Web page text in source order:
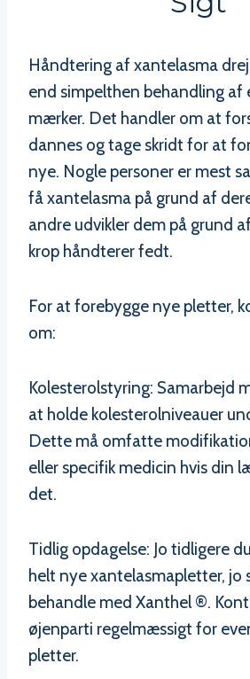
Håndtering af xantelasma
end simpelthen behandling af
mærker. Det handler om at
dannes og tage skridt for at
nye. Nogle personer er mest
få xantelasma på grund af
andre udvikler dem på grund
krop håndterer fedt.
For at forebygge nye pletter,
om:
Kolesterolstyring: Samarbejd
at holde kolesterolniveauer
Dette må omfatte
eller specifik medicin hvis din
det.
Tidlig opdagelse: Jo tidligere
helt nye xantelasmapletter, jo
behandle med Xanthel ®.
øjenparti regelmæssigt for
pletter.